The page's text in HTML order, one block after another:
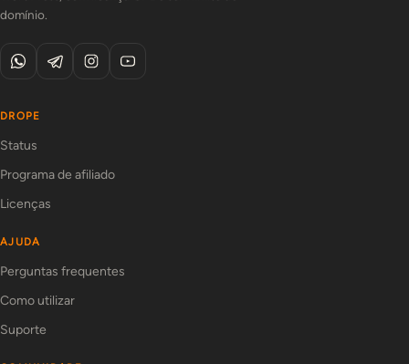
domínio.
DROPE
Status
Programa de afiliado
Licenças
AJUDA
Perguntas frequentes
Como utilizar
Suporte